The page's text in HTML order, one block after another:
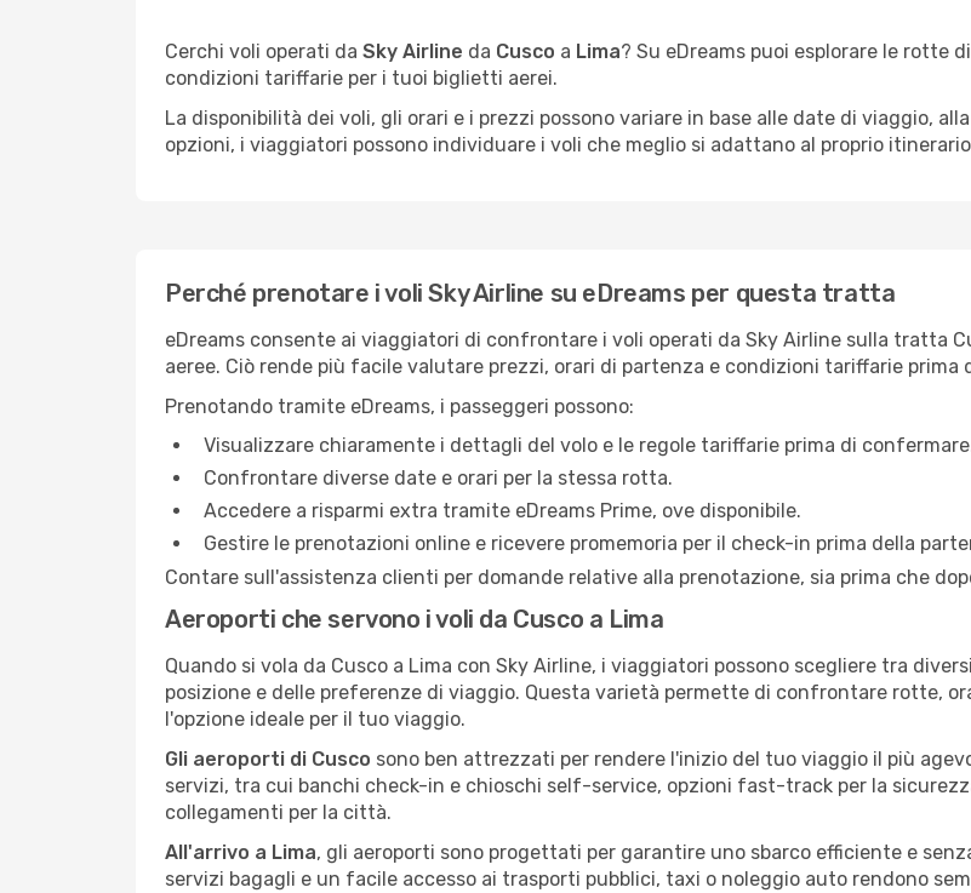
Cerchi voli operati da Sky Airline da Cusco a Lima? Su eDreams puoi esplorare le rotte
condizioni tariffarie per i tuoi biglietti aerei.
La disponibilità dei voli, gli orari e i prezzi possono variare in base alle date di viaggio,
opzioni, i viaggiatori possono individuare i voli che meglio si adattano al proprio
Perché prenotare i voli Sky Airline su eDreams per questa tratta
eDreams consente ai viaggiatori di confrontare i voli operati da Sky Airline sulla tratta
aeree. Ciò rende più facile valutare prezzi, orari di partenza e condizioni tariffarie prima
Prenotando tramite eDreams, i passeggeri possono:
Visualizzare chiaramente i dettagli del volo e le regole tariffarie prima di
Confrontare diverse date e orari per la stessa rotta.
Accedere a risparmi extra tramite eDreams Prime, ove disponibile.
Gestire le prenotazioni online e ricevere promemoria per il check-in prima della
Contare sull'assistenza clienti per domande relative alla prenotazione, sia prima che
Aeroporti che servono i voli da Cusco a Lima
Quando si vola da Cusco a Lima con Sky Airline, i viaggiatori possono scegliere tra
posizione e delle preferenze di viaggio. Questa varietà permette di confrontare rotte,
l'opzione ideale per il tuo viaggio.
Gli aeroporti di Cusco sono ben attrezzati per rendere l'inizio del tuo viaggio il più
servizi, tra cui banchi check-in e chioschi self-service, opzioni fast-track per la
collegamenti per la città.
All'arrivo a Lima, gli aeroporti sono progettati per garantire uno sbarco efficiente e
servizi bagagli e un facile accesso ai trasporti pubblici, taxi o noleggio auto rendono